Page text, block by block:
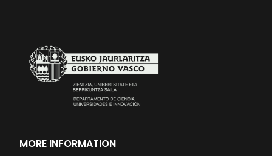
MORE INFORMATION